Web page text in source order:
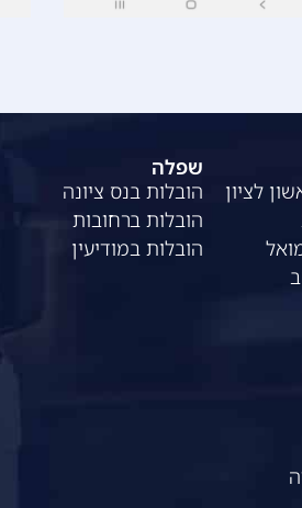
לציון
שפלה
הובלות בנס ציונה
הובלות ברחובות
הובלות במודיעין